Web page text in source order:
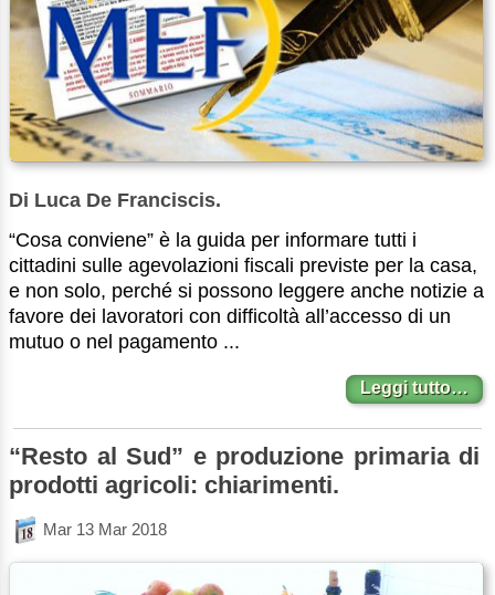
Di Luca De Franciscis.
“Cosa conviene” è la guida per informare tutti i
cittadini sulle agevolazioni fiscali previste per la casa,
e non solo, perché si possono leggere anche notizie a
favore dei lavoratori con difficoltà all’accesso di un
mutuo o nel pagamento ...
Leggi tutto…
“Resto al Sud” e produzione primaria di
prodotti agricoli: chiarimenti.
Mar 13 Mar 2018